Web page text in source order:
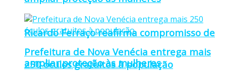
Ricardo Ferraço reafirma compromisso de
ampliar proteção às mulheres
Prefeitura de Nova Venécia entrega mais
250 óculos gratuitos à população